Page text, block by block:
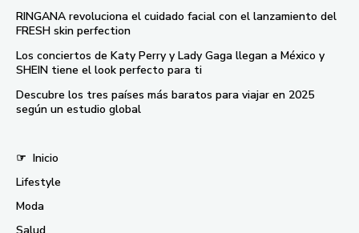
RINGANA revoluciona el cuidado facial con el lanzamiento del
FRESH skin perfection
Los conciertos de Katy Perry y Lady Gaga llegan a México y
SHEIN tiene el look perfecto para ti
Descubre los tres países más baratos para viajar en 2025
según un estudio global
☞ Inicio
Lifestyle
Moda